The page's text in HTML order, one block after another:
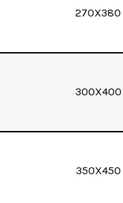
270X380
300X400
350X450